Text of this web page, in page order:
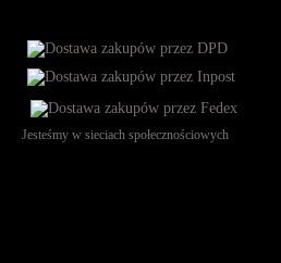
Jesteśmy w sieciach społecznościowych